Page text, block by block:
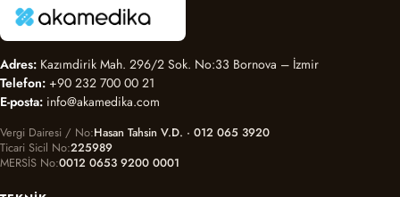
Adres: Kazımdirik Mah. 296/2 Sok. No:33 Bornova – İzmir
Telefon: +90 232 700 00 21
E-posta: info@akamedika.com
Vergi Dairesi / No Hasan Tahsin V.D. · 012 065 3920
Ticari Sicil No 225989
MERSİS No 0012 0653 9200 0001